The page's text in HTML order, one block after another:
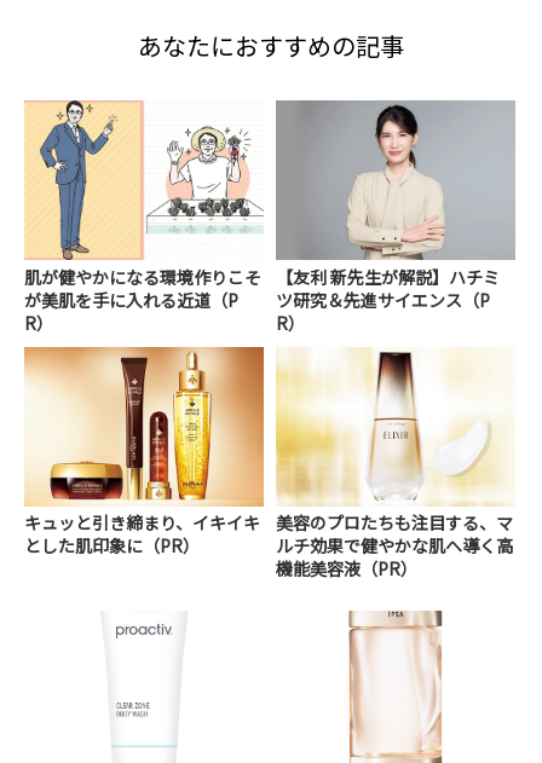
あなたにおすすめの記事
肌が健やかになる環境作りこそ
が美肌を手に入れる近道（P
R）
【友利 新先生が解説】ハチミ
ツ研究＆先進サイエンス（P
R）
キュッと引き締まり、イキイキ
とした肌印象に（PR）
美容のプロたちも注目する、マ
ルチ効果で健やかな肌へ導く高
機能美容液（PR）